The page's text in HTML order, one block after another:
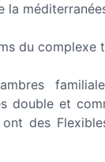
la
du complexe
double et
des